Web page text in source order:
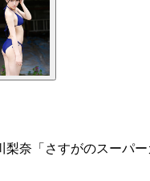
奈「さすがのスーパ